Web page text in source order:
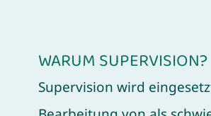
WARUM SUPERVISION?
Supervision wird